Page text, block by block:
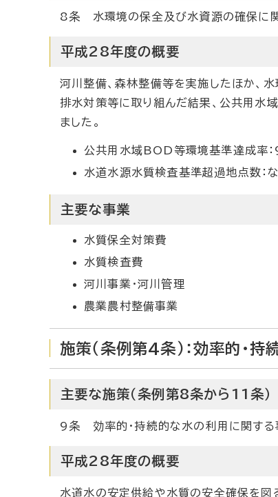
8条 水環境の保全及び水資源の確保に
平成28年度の概要
河川整備、森林整備等を実施したほか、
排水対策等に取り組んだ結果、公共用水
ました。
公共用水域BOD等環境基準達成率
水道水源水質検査基準超過地点数：
主要な事業
水質保全対策費
水質検査費
河川事業・河川管理
農業農村整備事業
施策（条例第4条）：効率的・持
主要な施策（条例第8条から11条）
9条 効率的・持続的な水の利用に関する
平成28年度の概要
水道水の安定供給や水質の安全確保を図